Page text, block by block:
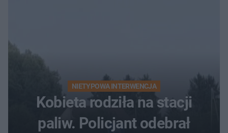
NIETYPOWA INTERWENCJA
Kobieta rodziła na stacji
paliw. Policjant odebrał